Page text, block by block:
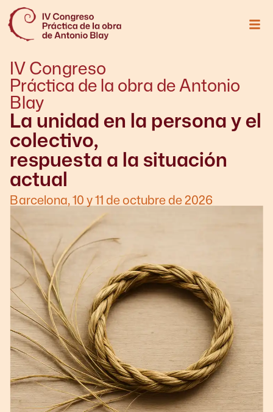
IV Congreso
Práctica de la obra de Antonio
Blay
La unidad en la persona y el
colectivo,
respuesta a la situación
actual
Barcelona, 10 y 11 de octubre de 2026